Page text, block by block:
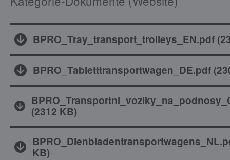
BPRO_Tray_transport_trolleys_EN.pdf (
BPRO_Tabletttransportwagen_DE.pdf (
(2312 KB)
KB)